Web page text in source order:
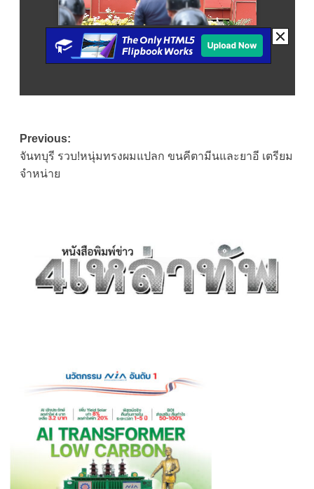
Post
navigation
Previous:
จันทบุรี รวบ!หนุ่มทรงผมแปลก ขนคีตามีนและยาอี เตรียม
จำหน่าย